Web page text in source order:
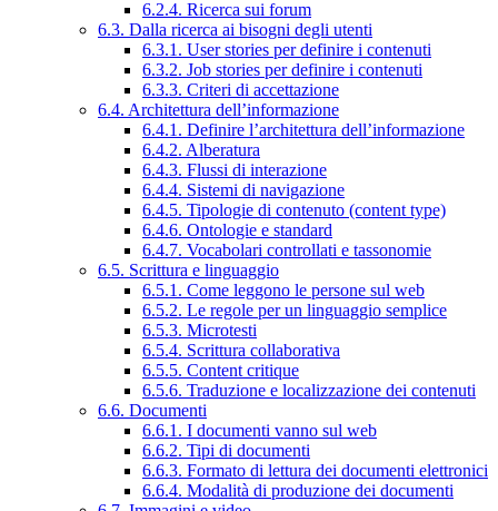
6.2.4. Ricerca sui forum
6.3. Dalla ricerca ai bisogni degli utenti
6.3.1. User stories per definire i contenuti
6.3.2. Job stories per definire i contenuti
6.3.3. Criteri di accettazione
6.4. Architettura dell’informazione
6.4.1. Definire l’architettura dell’informazione
6.4.2. Alberatura
6.4.3. Flussi di interazione
6.4.4. Sistemi di navigazione
6.4.5. Tipologie di contenuto (content type)
6.4.6. Ontologie e standard
6.4.7. Vocabolari controllati e tassonomie
6.5. Scrittura e linguaggio
6.5.1. Come leggono le persone sul web
6.5.2. Le regole per un linguaggio semplice
6.5.3. Microtesti
6.5.4. Scrittura collaborativa
6.5.5. Content critique
6.5.6. Traduzione e localizzazione dei contenuti
6.6. Documenti
6.6.1. I documenti vanno sul web
6.6.2. Tipi di documenti
6.6.3. Formato di lettura dei documenti elettronici
6.6.4. Modalità di produzione dei documenti